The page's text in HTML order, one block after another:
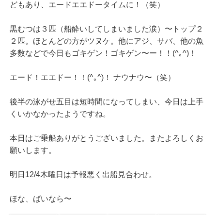
どもあり、エードエエドータイムに！（笑）
黒むつは３匹（船酔いしてしまいました涙）〜トップ２
２匹。ほとんどの方がツヌケ。他にアジ、サバ、他の魚
多数などで今日もゴキゲン！ゴキゲン〜ー！！(^｡^)！
エード！エエドー！！(^｡^)！ ナウナウ〜（笑）
後半の泳がせ五目は短時間になってしまい、今日は上手
くいかなかったようですね。
本日はご乗船ありがとうございました。またよろしくお
願いします。
明日12/4木曜日は予報悪く出船見合わせ。
ほな、ばいなら〜